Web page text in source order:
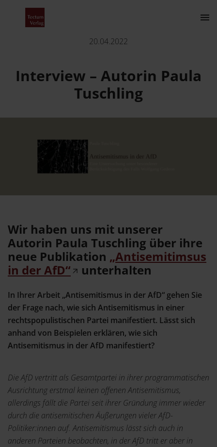
Der Verlag
News
Termine
Karriere
Programm
Prospekte und Kataloge
Open Access
Wissenschaftlich publizieren
Jetzt Angebot anfordern
Young Academics
Handelsinfo
Presse
Kontakt
Shop
Inlibra
Kontakt
Interview – Autorin Paula Tuschling
20.04.2022
Interview – Autorin Paula
Tuschling
Wir haben uns mit unserer
Autorin Paula Tuschling über ihre
neue Publikation „Antisemitimsus
in der AfD“
unterhalten
In Ihrer Arbeit „Antisemitismus in der AfD“ gehen Sie
der Frage nach, wie sich Antisemitismus in einer
rechtspopulistischen Partei manifestiert. Lässt sich
anhand von Beispielen erklären, wie sich
Antisemitismus in der AfD manifestiert?
Die AfD vertritt als Gesamtpartei in ihrer programmatischen
Ausrichtung erstmal keinen offenen Antisemitismus,
allerdings fällt die Partei seit ihrer Gründung immer wieder
durch die antisemitischen Äußerungen vieler AfD-
Politiker:innen auf. Antisemitismus lässt sich auch in
anderen Parteien beobachten, in der AfD tritt er aber in